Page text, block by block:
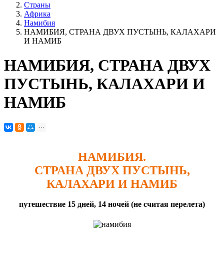
Страны
Африка
Намибия
НАМИБИЯ, СТРАНА ДВУХ ПУСТЫНЬ, КАЛАХАРИ
И НАМИБ
НАМИБИЯ, СТРАНА ДВУХ
ПУСТЫНЬ, КАЛАХАРИ И
НАМИБ
НАМИБИЯ.
СТРАНА ДВУХ ПУСТЫНЬ,
КАЛАХАРИ И НАМИБ
путешествие 15 дней, 14 ночей (не считая перелета)